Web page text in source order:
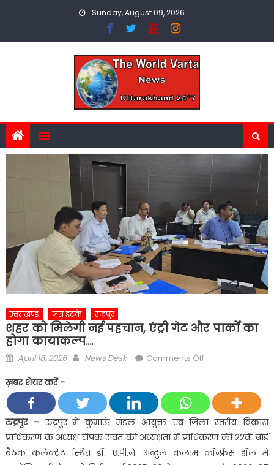
Sunday, August 09, 2026
उत्तराखण्ड ज़रा हटके रुद्रपुर
शहर को मिलेगी नई पहचान, एंट्री गेट और पार्कों का
होगा कायाकल्प….
Posted
April 18, 2026 Author
News Desk Comments Offon
मिलेगी
नई
पहचान,
एंट्री
गेट
ख़बर शेयर करें -
रुद्रपुर –रुद्रपुर में कुमाऊं मंडल आयुक्त एवं जिला स्तरीय विकास
प्राधिकरण के अध्यक्ष दीपक रावत की अध्यक्षता में प्राधिकरण की 22वीं बोर्ड
बैठक कलेक्ट्रेट स्थित डॉ. ए.पी.जे. अब्दुल कलाम कॉन्फ्रेंस हॉल में